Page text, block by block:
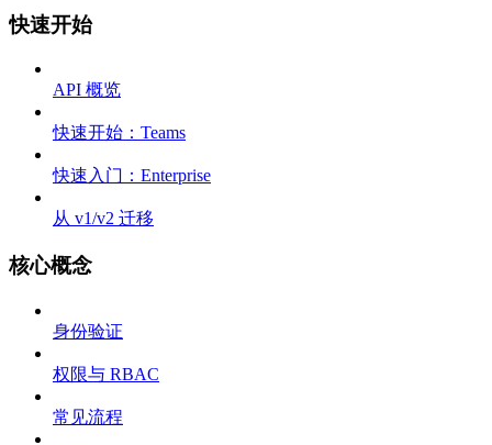
快速开始
API 概览
快速开始：Teams
快速入门：Enterprise
从 v1/v2 迁移
核心概念
身份验证
权限与 RBAC
常见流程